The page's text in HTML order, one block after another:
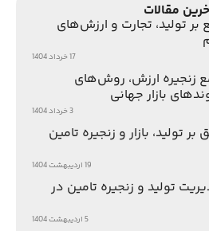
مقالات
بر تولید، تجارت و ارزش‌های
17 خرداد 1404
زنجیره ارزش، روش‌های
بازار جهانی
3 خرداد 1404
تولید، بازار و زنجیره تامین
19 اردیبهشت 1404
تولید و زنجیره تامین در
5 اردیبهشت 1404